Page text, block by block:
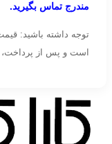
مندرج تماس بگیرید.
توجه داشته باشید:
است و پس از پرداخت،